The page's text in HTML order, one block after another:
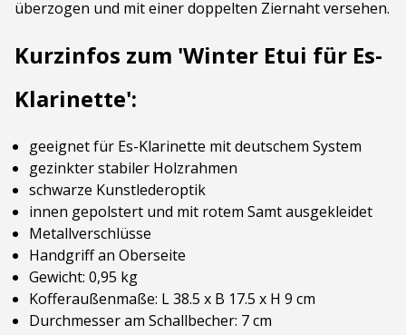
überzogen und mit einer doppelten Ziernaht versehen.
Kurzinfos zum 'Winter Etui für Es-
Klarinette':
geeignet für Es-Klarinette mit deutschem System
gezinkter stabiler Holzrahmen
schwarze Kunstlederoptik
innen gepolstert und mit rotem Samt ausgekleidet
Metallverschlüsse
Handgriff an Oberseite
Gewicht: 0,95 kg
Kofferaußenmaße: L 38.5 x B 17.5 x H 9 cm
Durchmesser am Schallbecher: 7 cm